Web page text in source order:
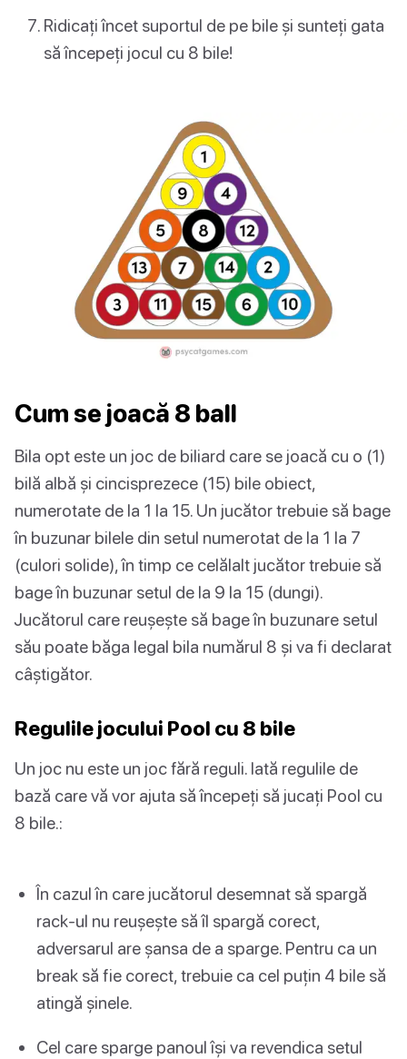
Ridicați încet suportul de pe bile și sunteți gata
să începeți jocul cu 8 bile!
Cum se joacă 8 ball
Bila opt este un joc de biliard care se joacă cu o (1)
bilă albă și cincisprezece (15) bile obiect,
numerotate de la 1 la 15. Un jucător trebuie să bage
în buzunar bilele din setul numerotat de la 1 la 7
(culori solide), în timp ce celălalt jucător trebuie să
bage în buzunar setul de la 9 la 15 (dungi).
Jucătorul care reușește să bage în buzunare setul
său poate băga legal bila numărul 8 și va fi declarat
câștigător.
Regulile jocului Pool cu 8 bile
Un joc nu este un joc fără reguli. Iată regulile de
bază care vă vor ajuta să începeți să jucați Pool cu
8 bile.:
În cazul în care jucătorul desemnat să spargă
rack-ul nu reușește să îl spargă corect,
adversarul are șansa de a sparge. Pentru ca un
break să fie corect, trebuie ca cel puțin 4 bile să
atingă șinele.
Cel care sparge panoul își va revendica setul